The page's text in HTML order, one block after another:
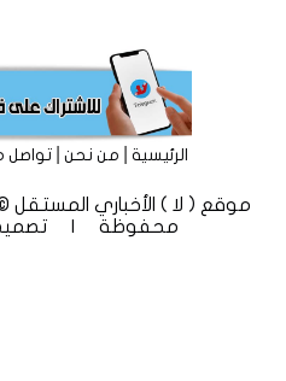
الرئيسية|من نحن|تواصل
محفوظة |